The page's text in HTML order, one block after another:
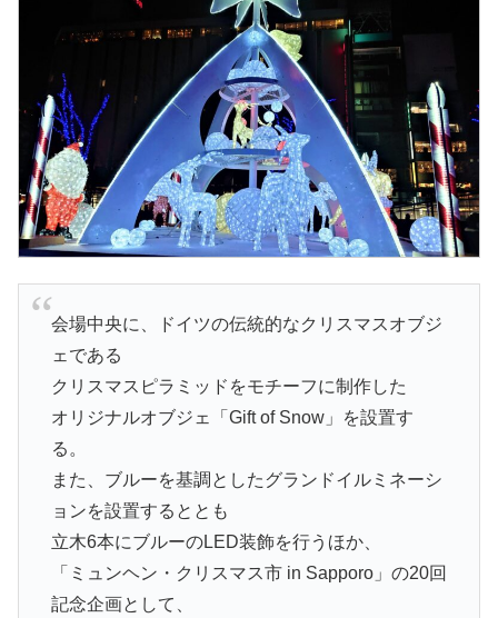
会場中央に、ドイツの伝統的なクリスマスオブジ
ェである
クリスマスピラミッドをモチーフに制作した
オリジナルオブジェ「Gift of Snow」を設置す
る。
また、ブルーを基調としたグランドイルミネーシ
ョンを設置するととも
立木6本にブルーのLED装飾を行うほか、
「ミュンヘン・クリスマス市 in Sapporo」の20回
記念企画として、